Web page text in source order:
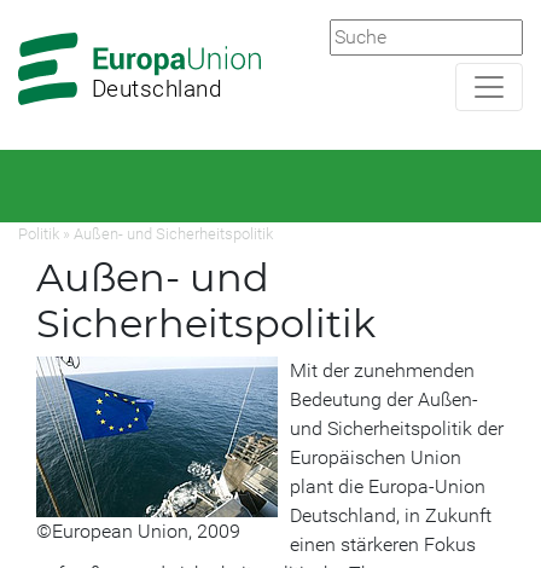
Hauptnavigation
Hauptbereich
Deutschland
Politik » Außen- und Sicherheitspolitik
Außen- und
Sicherheitspolitik
©European Union, 2009
Mit der zunehmenden
Bedeutung der Außen-
und Sicherheitspolitik der
Europäischen Union
plant die Europa-Union
Deutschland, in Zukunft
einen stärkeren Fokus